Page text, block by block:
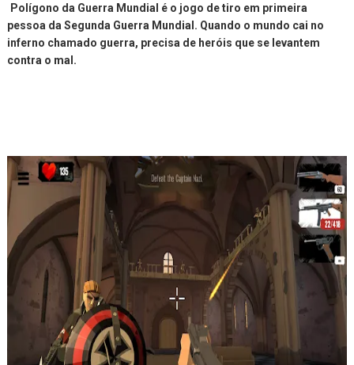
Polígono da Guerra Mundial é o jogo de tiro em primeira
pessoa da Segunda Guerra Mundial. Quando o mundo cai no
inferno chamado guerra, precisa de heróis que se levantem
contra o mal.